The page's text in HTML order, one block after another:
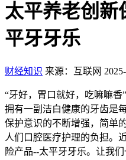
太平养老创
平牙牙乐
财经知识 来源：互联网
“牙好，胃口就好，吃嘛嘛香
拥有一副洁白健康的牙齿是
保护意识的不断增强，简单
人们口腔医疗护理的负担。
险产品--太平牙牙乐。让我